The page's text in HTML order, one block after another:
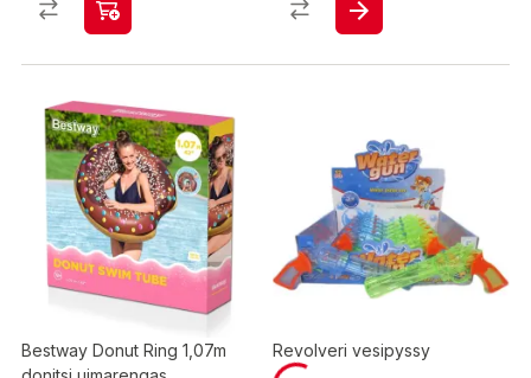
Bestway Donut Ring 1,07m
Revolveri vesipyssy